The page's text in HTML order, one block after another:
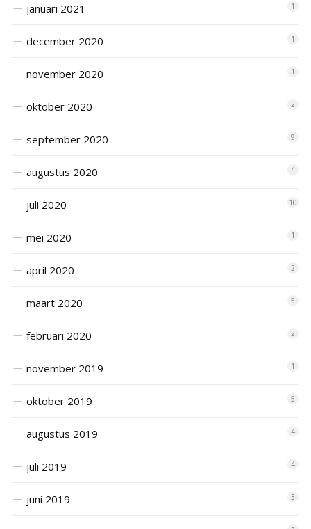
januari 2021 1
december 2020 1
november 2020 1
oktober 2020 2
september 2020 9
augustus 2020 4
juli 2020 10
mei 2020 1
april 2020 2
maart 2020 5
februari 2020 2
november 2019 1
oktober 2019 5
augustus 2019 4
juli 2019 4
juni 2019 3